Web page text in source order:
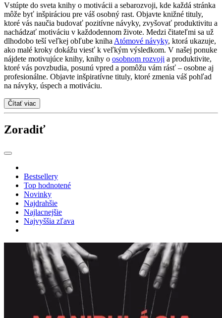
Vstúpte do sveta knihy o motivácii a sebarozvoji, kde každá stránka
môže byť inšpiráciou pre váš osobný rast. Objavte knižné tituly,
ktoré vás naučia budovať pozitívne návyky, zvyšovať produktivitu a
nachádzať motiváciu v každodennom živote. Medzi čitateľmi sa už
dlhodobo teší veľkej obľube kniha Atómové návyky, ktorá ukazuje,
ako malé kroky dokážu viesť k veľkým výsledkom. V našej ponuke
nájdete motivujúce knihy, knihy o osobnom rozvoji a produktivite,
ktoré vás povzbudia, posunú vpred a pomôžu vám rásť – osobne aj
profesionálne. Objavte inšpiratívne tituly, ktoré zmenia váš pohľad
na návyky, úspech a motiváciu.
Čítať viac
Zoradiť
Bestsellery
Top hodnotené
Novinky
Najdrahšie
Najlacnejšie
Najvyššia zľava